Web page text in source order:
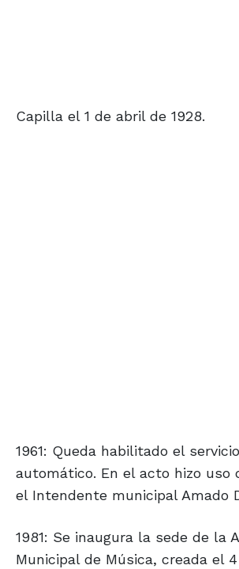
Capilla el 1 de abril de 1928.
1961: Queda habilitado el
automático. En el acto hizo uso
el Intendente municipal Amado
1981: Se inaugura la sede de la
Municipal de Música, creada el